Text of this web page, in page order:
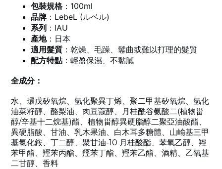
包裝規格：100ml
品牌 ：LebeL (ルベル)
系列 ：IAU
產地：日本
適用髮質 ：乾燥、毛躁、鬈曲或難以打理的髮質
配方特點：輕盈保濕、不黏膩
全成分：
水、環戊矽氧烷、氫化聚異丁烯、聚二甲基矽氧烷、氫化
油菜籽醇、酪梨油、肉豆蔻醇、月桂酰谷氨酸二(植物甾
醇/辛基十二烷基)酯、植物甾醇異硬脂醇二聚亞油酸酯、
異硬脂酸、甘油、乳木果油、白木耳多糖體、山崳基三甲
基氯化銨、丁二醇、聚甘油-10 月桂酸酯、苯氧乙醇、羥
苯甲酯、羥苯丙酯、羥苯丁酯、羥苯乙酯、酒精、乙氧基
二甘醇、香料